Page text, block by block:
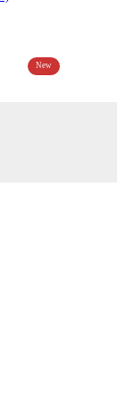
New